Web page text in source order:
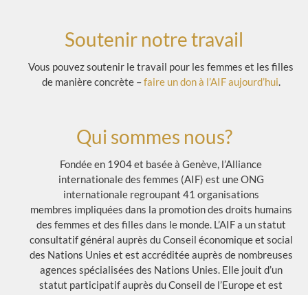
Soutenir notre travail
Vous pouvez soutenir le travail pour les femmes et les filles
de manière concrète –faire un don à l’AIF aujourd’hui.
Qui sommes nous?
Fondée en 1904 et basée à Genève, l’Alliance
internationale des femmes (AIF) est une ONG
internationale regroupant 41 organisations
membres impliquées dans la promotion des droits humains
des femmes et des filles dans le monde. L’AIF a un statut
consultatif général auprès du Conseil économique et social
des Nations Unies et est accréditée auprès de nombreuses
agences spécialisées des Nations Unies. Elle jouit d’un
statut participatif auprès du Conseil de l’Europe et est